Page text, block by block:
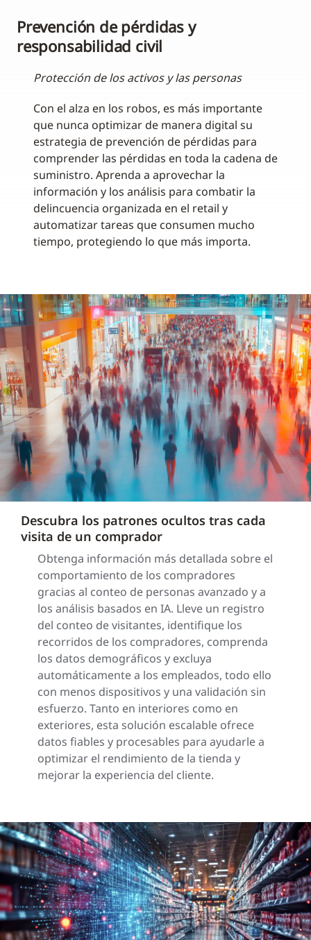
Prevención de pérdidas y
responsabilidad civil
Protección de los activos y las personas
Con el alza en los robos, es más importante
que nunca optimizar de manera digital su
estrategia de prevención de pérdidas para
comprender las pérdidas en toda la cadena de
suministro. Aprenda a aprovechar la
información y los análisis para combatir la
delincuencia organizada en el retail y
automatizar tareas que consumen mucho
tiempo, protegiendo lo que más importa.
Descubra los patrones ocultos tras cada
visita de un comprador
Obtenga información más detallada sobre el
comportamiento de los compradores
gracias al conteo de personas avanzado y a
los análisis basados en IA. Lleve un registro
del conteo de visitantes, identifique los
recorridos de los compradores, comprenda
los datos demográficos y excluya
automáticamente a los empleados, todo ello
con menos dispositivos y una validación sin
esfuerzo. Tanto en interiores como en
exteriores, esta solución escalable ofrece
datos fiables y procesables para ayudarle a
optimizar el rendimiento de la tienda y
mejorar la experiencia del cliente.